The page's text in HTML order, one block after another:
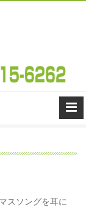
スソングを耳に